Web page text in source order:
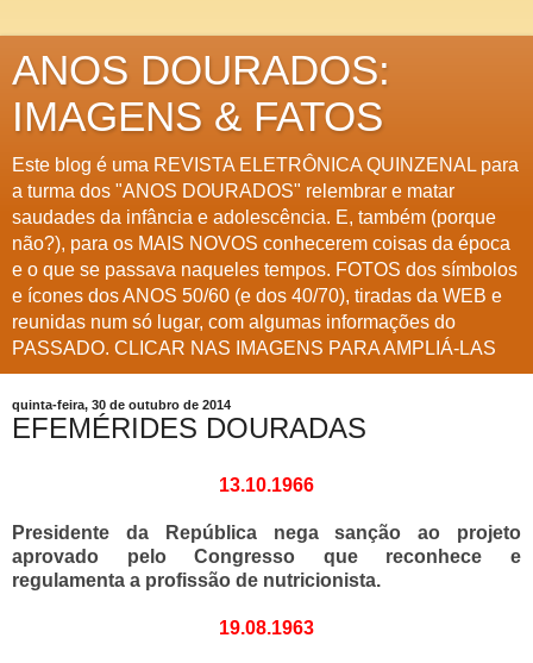
ANOS DOURADOS:
IMAGENS & FATOS
Este blog é uma REVISTA ELETRÔNICA QUINZENAL para
a turma dos "ANOS DOURADOS" relembrar e matar
saudades da infância e adolescência. E, também (porque
não?), para os MAIS NOVOS conhecerem coisas da época
e o que se passava naqueles tempos. FOTOS dos símbolos
e ícones dos ANOS 50/60 (e dos 40/70), tiradas da WEB e
reunidas num só lugar, com algumas informações do
PASSADO. CLICAR NAS IMAGENS PARA AMPLIÁ-LAS
quinta-feira, 30 de outubro de 2014
EFEMÉRIDES DOURADAS
13.10.1966
Presidente da República nega sanção ao projeto
aprovado pelo Congresso que reconhece e
regulamenta a profissão de nutricionista.
19.08.1963